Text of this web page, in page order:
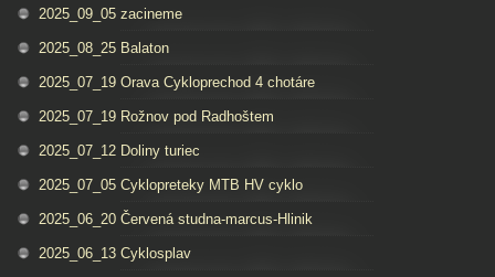
2025_09_05 zacineme
2025_08_25 Balaton
2025_07_19 Orava Cykloprechod 4 chotáre
2025_07_19 Rožnov pod Radhoštem
2025_07_12 Doliny turiec
2025_07_05 Cyklopreteky MTB HV cyklo
2025_06_20 Červená studna-marcus-Hlinik
2025_06_13 Cyklosplav